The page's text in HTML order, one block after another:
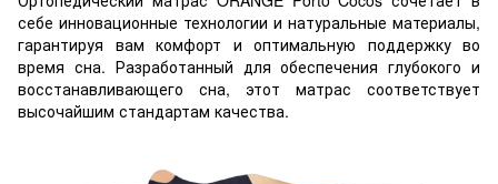
себе инновационные технологии и натуральные материалы,
гарантируя вам комфорт и оптимальную поддержку во
время сна. Разработанный для обеспечения глубокого и
восстанавливающего сна, этот матрас соответствует
высочайшим стандартам качества.